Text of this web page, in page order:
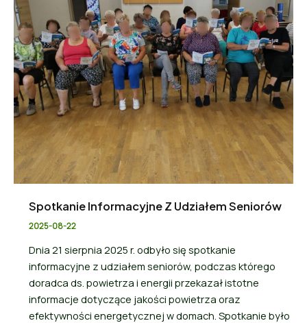
Spotkanie Informacyjne Z Udziałem Seniorów
2025-08-22
Dnia 21 sierpnia 2025 r. odbyło się spotkanie
informacyjne z udziałem seniorów, podczas którego
doradca ds. powietrza i energii przekazał istotne
informacje dotyczące jakości powietrza oraz
efektywności energetycznej w domach. Spotkanie było